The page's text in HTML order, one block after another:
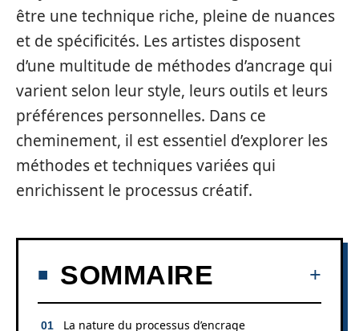
être une technique riche, pleine de nuances
et de spécificités. Les artistes disposent
d’une multitude de méthodes d’ancrage qui
varient selon leur style, leurs outils et leurs
préférences personnelles. Dans ce
cheminement, il est essentiel d’explorer les
méthodes et techniques variées qui
enrichissent le processus créatif.
SOMMAIRE
La nature du processus d’encrage